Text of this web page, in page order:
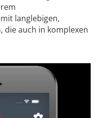
langlebigen,
die auch in komplexen